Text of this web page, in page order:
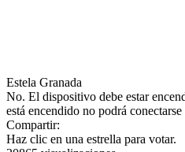
Estela Granada
No. El dispositivo debe estar
está encendido no podrá
Compartir:
Haz clic en una estrella para votar.